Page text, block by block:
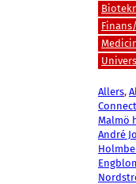
Allers,
Malmö
André